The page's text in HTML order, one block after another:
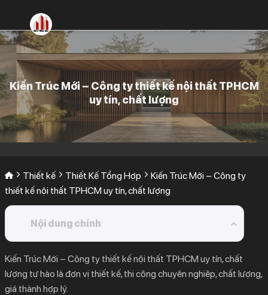
nội
dung
Kiến Trúc Mới – Công ty thiết kế nội thất TPHCM
uy tín, chất lượng
Thiết kế Thiết Kế Tổng Hợp
Kiến Trúc Mới – Công ty
thiết kế nội thất TPHCM uy tín, chất lượng
Nội dung chính
Ưu điểm khi sử dụng dịch vụ thiết kế nội thất?
2.1. Giúp không gian nhà trở nên hoàn hảo và tiện nghi hơn
Kiến Trúc Mới – Công ty thiết kế nội thất TPHCM uy tín, chất
lượng tự hào là đơn vị thiết kế, thi công chuyên nghiệp, chất lượng,
giá thành hợp lý.